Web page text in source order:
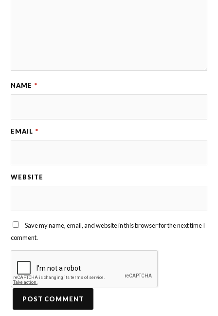
NAME *
EMAIL *
WEBSITE
Save my name, email, and website in this browser for the next time I
comment.